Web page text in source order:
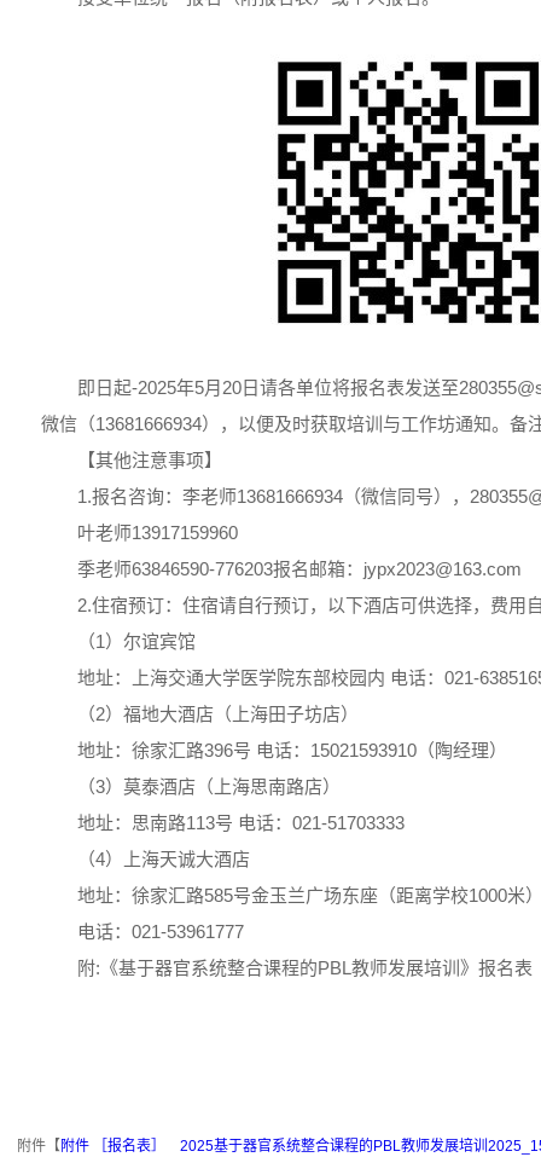
即日起-2025年5月20日请各单位将报名表发送至
微信（13681666934），以便及时获取培训与工作坊通知。备
【其他注意事项】
1.报名咨询：李老师13681666934（微信同号），
叶老师13917159960
季老师63846590-776203报名邮箱：jypx2023@163.com
2.住宿预订：住宿请自行预订，以下酒店可供选择，费用
（1）尔谊宾馆
地址：上海交通大学医学院东部校园内 电话：021-
（2）福地大酒店（上海田子坊店）
地址：徐家汇路396号 电话：15021593910（陶经理）
（3）莫泰酒店（上海思南路店）
地址：思南路113号 电话：021-51703333
（4）上海天诚大酒店
地址：徐家汇路585号金玉兰广场东座（距离学校1000米
电话：021-53961777
附:《基于器官系统整合课程的PBL教师发展培训》报名表
附件【 附件 ［报名表］ 2025基于器官系统整合课程的PBL教师发展培训